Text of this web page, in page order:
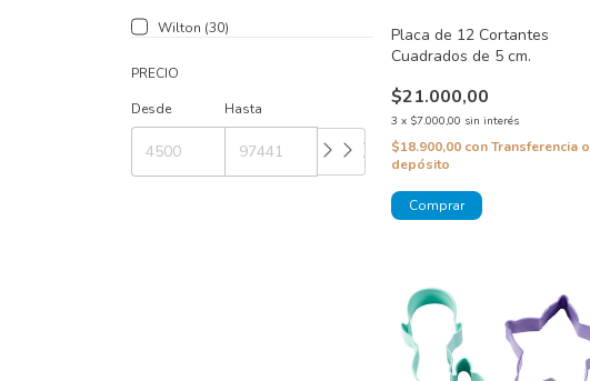
Wilton (30)
PRECIO
Desde
Hasta
Placa de 12 Cortantes
Cuadrados de 5 cm.
$21.000,00
3 x $7.000,00 sin interés
$18.900,00 con Transferencia o
depósito